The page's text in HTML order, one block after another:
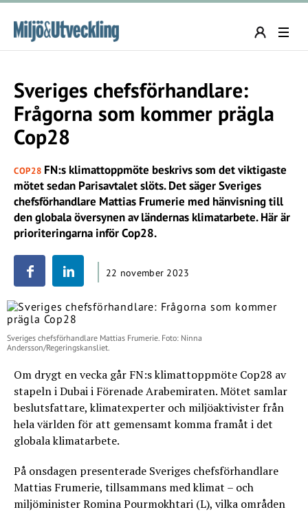
Sveriges chefsförhandlare:
Frågorna som kommer prägla
Cop28
COP28 FN:s klimattoppmöte beskrivs som det viktigaste
mötet sedan Parisavtalet slöts. Det säger Sveriges
chefsförhandlare Mattias Frumerie med hänvisning till
den globala översynen av ländernas klimatarbete. Här är
prioriteringarna inför Cop28.
22 november 2023
Sveriges chefsförhandlare Mattias Frumerie. Foto: Ninna
Andersson/Regeringskansliet.
Om drygt en vecka går FN:s klimattoppmöte Cop28 av
stapeln i Dubai i Förenade Arabemiraten. Mötet samlar
beslutsfattare, klimatexperter och miljöaktivister från
hela världen för att gemensamt komma framåt i det
globala klimatarbete.
På onsdagen presenterade Sveriges chefsförhandlare
Mattias Frumerie, tillsammans med klimat – och
miljöminister Romina Pourmokhtari (L), vilka områden